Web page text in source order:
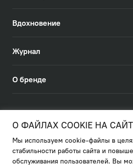
Вдохновение
Журнал
О бренде
Политика в отношении
Политика
О ФАЙЛАХ COOKIE НА
Мы используем cookie-файлы в
стабильности работы сайта и
обслуживания пользователей. Вы